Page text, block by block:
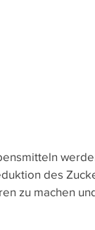
des
zu machen